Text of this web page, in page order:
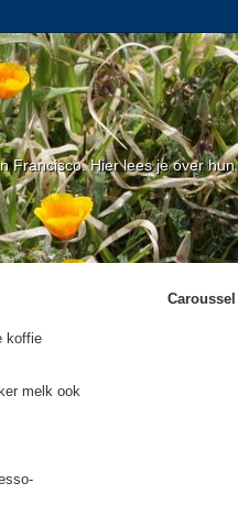
Francisco. Hier lees je over hun
koffie
melk ook
Caroussel